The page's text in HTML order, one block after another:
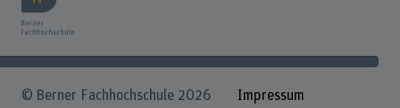
© Berner Fachhochschule 2026 Impressum